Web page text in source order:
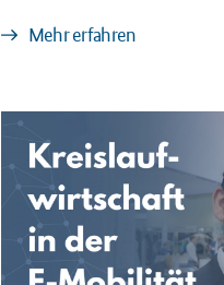
Mehr erfahren